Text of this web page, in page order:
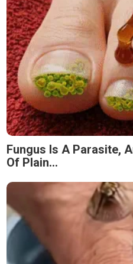
Fungus Is A Parasite,
Of Plain...